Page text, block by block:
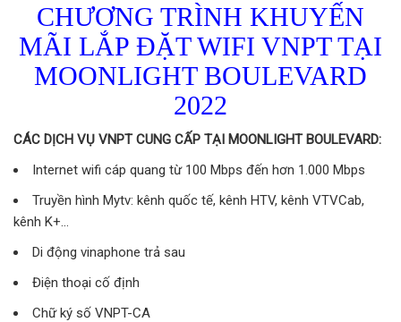
CHƯƠNG TRÌNH KHUYẾN
MÃI LẮP ĐẶT WIFI VNPT TẠI
MOONLIGHT BOULEVARD
2022
CÁC DỊCH VỤ VNPT CUNG CẤP TẠI MOONLIGHT BOULEVARD:
Internet wifi cáp quang từ 100 Mbps đến hơn 1.000 Mbps
Truyền hình Mytv: kênh quốc tế, kênh HTV, kênh VTVCab,
kênh K+…
Di động vinaphone trả sau
Điện thoại cố định
Chữ ký số VNPT-CA